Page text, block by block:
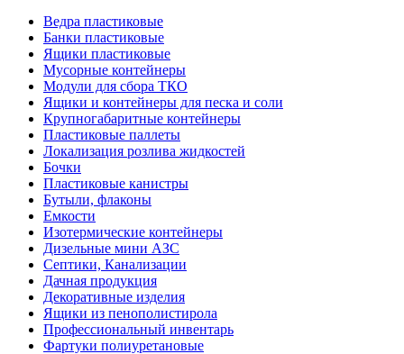
Ведра пластиковые
Банки пластиковые
Ящики пластиковые
Мусорные контейнеры
Модули для сбора ТКО
Ящики и контейнеры для песка и соли
Крупногабаритные контейнеры
Пластиковые паллеты
Локализация розлива жидкостей
Бочки
Пластиковые канистры
Бутыли, флаконы
Емкости
Изотермические контейнеры
Дизельные мини АЗС
Септики, Канализации
Дачная продукция
Декоративные изделия
Ящики из пенополистирола
Профессиональный инвентарь
Фартуки полиуретановые